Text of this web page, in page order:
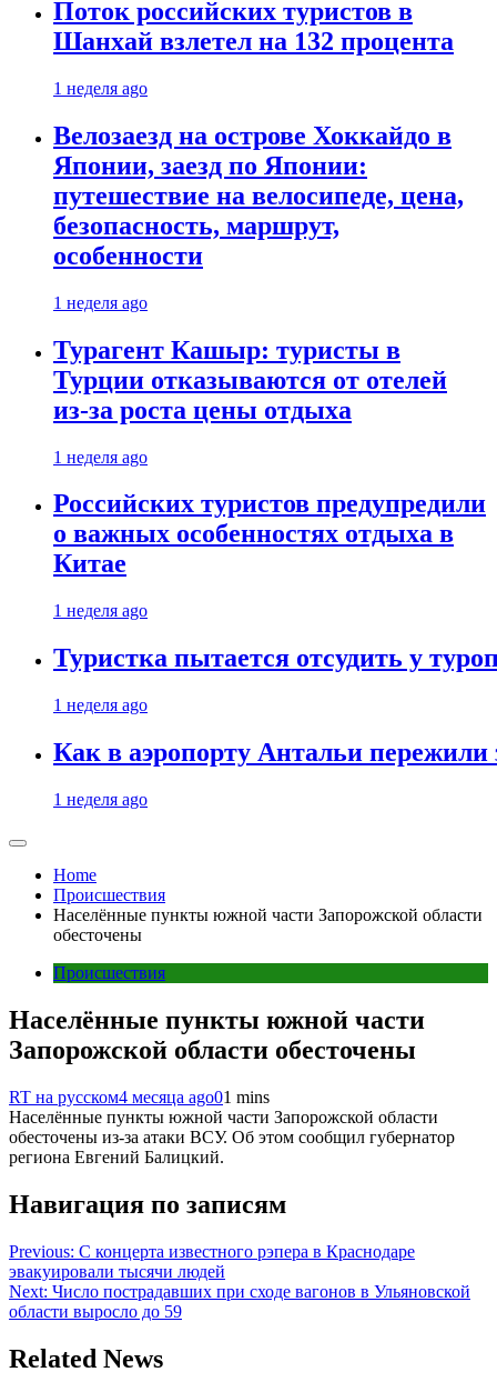
Поток российских туристов в
Шанхай взлетел на 132 процента
1 неделя ago
Велозаезд на острове Хоккайдо в
Японии, заезд по Японии:
путешествие на велосипеде, цена,
безопасность, маршрут,
особенности
1 неделя ago
Турагент Кашыр: туристы в
Турции отказываются от отелей
из-за роста цены отдыха
1 неделя ago
Российских туристов предупредили
о важных особенностях отдыха в
Китае
1 неделя ago
Туристка пытается отсудить у
1 неделя ago
Как в аэропорту Антальи
1 неделя ago
Home
Происшествия
Населённые пункты южной части Запорожской области
обесточены
Происшествия
Населённые пункты южной части
Запорожской области обесточены
RT на русском4 месяца ago01 mins
Населённые пункты южной части Запорожской области
обесточены из-за атаки ВСУ. Об этом сообщил губернатор
региона Евгений Балицкий.
Навигация по записям
Previous: С концерта известного рэпера в Краснодаре
эвакуировали тысячи людей
Next: Число пострадавших при сходе вагонов в Ульяновской
области выросло до 59
Related News